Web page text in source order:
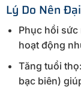
Lý Do Nên
Phục hồi
hoạt động
Tăng tuổi
bạc biên)